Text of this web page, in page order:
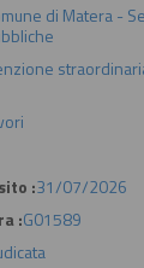
di Matera -
:31/07/2026
:G01589